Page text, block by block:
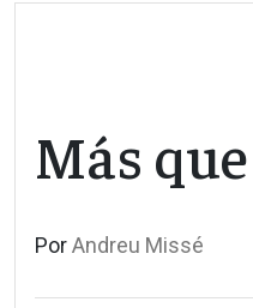
Más
PorAndreu Missé